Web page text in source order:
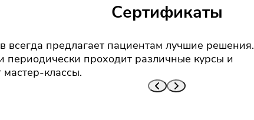
Сертификаты
предлагает пациентам лучшие решения.
проходит различные курсы и
классы.